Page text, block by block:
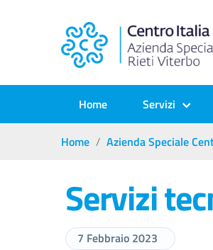
Home Servizi
Home Azienda Speciale
Servizi
7 Febbraio 2023